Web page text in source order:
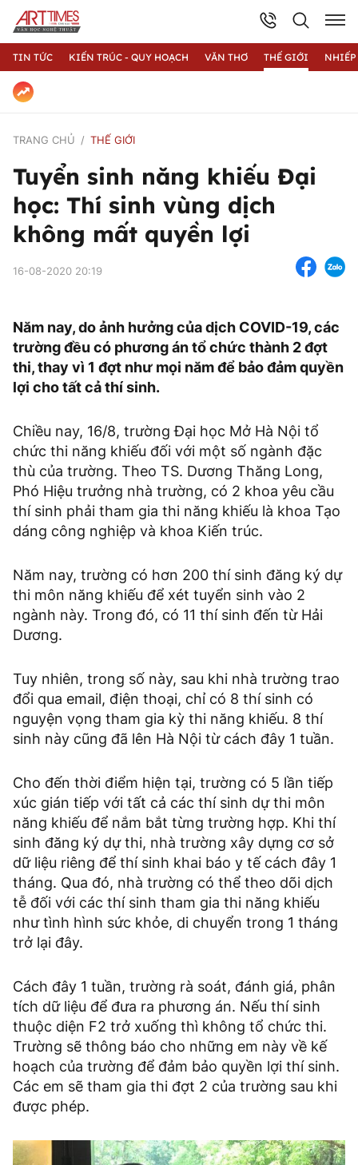
TIN TỨC KIẾN TRÚC - QUY HOẠCH VĂN THƠ THẾ GIỚI
TRANG CHỦ THẾ GIỚI
Tuyển sinh năng khiếu Đại
học: Thí sinh vùng dịch
không mất quyền lợi
16-08-2020 20:19
Năm nay, do ảnh hưởng của dịch COVID-19, các
trường đều có phương án tổ chức thành 2 đợt
thi, thay vì 1 đợt như mọi năm để bảo đảm quyền
lợi cho tất cả thí sinh.
Chiều nay, 16/8, trường Đại học Mở Hà Nội tổ
chức thi năng khiếu đối với một số ngành đặc
thù của trường. Theo TS. Dương Thăng Long,
Phó Hiệu trưởng nhà trường, có 2 khoa yêu cầu
thí sinh phải tham gia thi năng khiếu là khoa Tạo
dáng công nghiệp và khoa Kiến trúc.
Năm nay, trường có hơn 200 thí sinh đăng ký dự
thi môn năng khiếu để xét tuyển sinh vào 2
ngành này. Trong đó, có 11 thí sinh đến từ Hải
Dương.
Tuy nhiên, trong số này, sau khi nhà trường trao
đổi qua email, điện thoại, chỉ có 8 thí sinh có
nguyện vọng tham gia kỳ thi năng khiếu. 8 thí
sinh này cũng đã lên Hà Nội từ cách đây 1 tuần.
Cho đến thời điểm hiện tại, trường có 5 lần tiếp
xúc gián tiếp với tất cả các thí sinh dự thi môn
năng khiếu để nắm bắt từng trường hợp. Khi thí
sinh đăng ký dự thi, nhà trường xây dựng cơ sở
dữ liệu riêng để thí sinh khai báo y tế cách đây 1
tháng. Qua đó, nhà trường có thể theo dõi dịch
tễ đối với các thí sinh tham gia thi năng khiếu
như tình hình sức khỏe, di chuyển trong 1 tháng
trở lại đây.
Cách đây 1 tuần, trường rà soát, đánh giá, phân
tích dữ liệu để đưa ra phương án. Nếu thí sinh
thuộc diện F2 trở xuống thì không tổ chức thi.
Trường sẽ thông báo cho những em này về kế
hoạch của trường để đảm bảo quyền lợi thí sinh.
Các em sẽ tham gia thi đợt 2 của trường sau khi
được phép.